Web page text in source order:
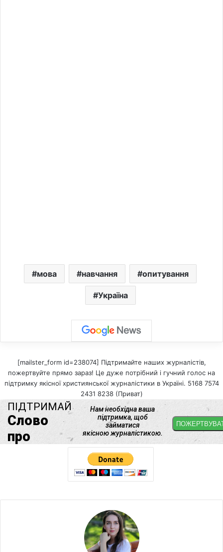
мова навчання опитування
Україна
[mailster_form id=238074] Підтримайте наших журналістів,
пожертвуйте прямо зараз! Це дуже потрібний і гучний голос на
підтримку якісної християнської журналістики в Україні. 5168 7574
2431 8238 (Приват)